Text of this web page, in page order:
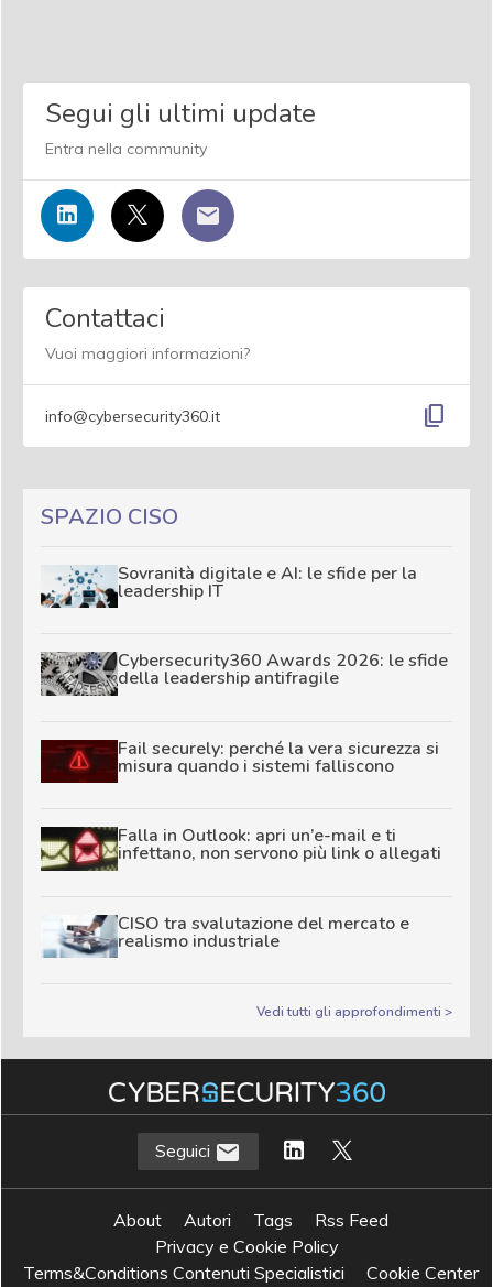
Segui gli ultimi update
Entra nella community
Contattaci
Vuoi maggiori informazioni?
info@cybersecurity360.it content_copy
SPAZIO CISO
Sovranità digitale e AI: le sfide per la
leadership IT
Cybersecurity360 Awards 2026: le sfide
della leadership antifragile
Fail securely: perché la vera sicurezza si
misura quando i sistemi falliscono
Falla in Outlook: apri un’e-mail e ti
infettano, non servono più link o allegati
CISO tra svalutazione del mercato e
realismo industriale
Vedi tutti gli approfondimenti >
Seguici
About Autori Tags
Rss Feed
Privacy e Cookie Policy
Terms&Conditions Contenuti Specialistici
Cookie Center